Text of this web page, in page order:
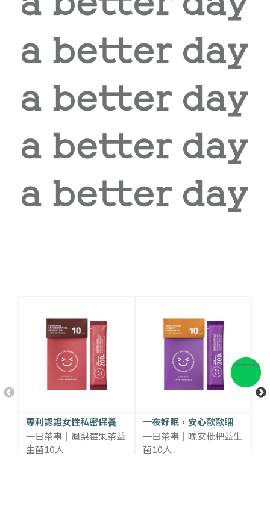
專利認證女性私密保養
一日茶事｜鳳梨莓果茶益
生菌10入
一夜好眠，安心歐歐睏
一日茶事｜晚安枇杷益生
菌10入